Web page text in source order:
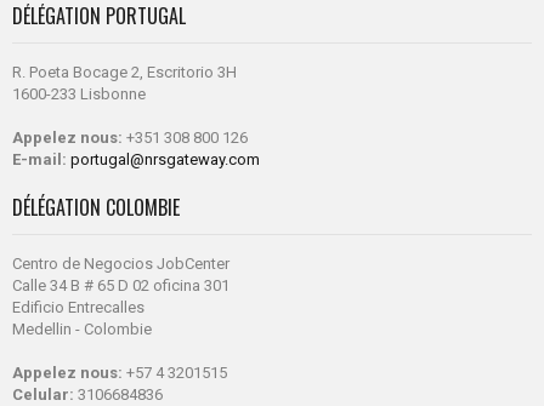
DÉLÉGATION PORTUGAL
R. Poeta Bocage 2, Escritorio 3H
1600-233 Lisbonne
Appelez nous: +351 308 800 126
E-mail: portugal@nrsgateway.com
DÉLÉGATION COLOMBIE
Centro de Negocios JobCenter
Calle 34 B # 65 D 02 oficina 301
Edificio Entrecalles
Medellin - Colombie
Appelez nous: +57 4 3201515
Celular: 3106684836